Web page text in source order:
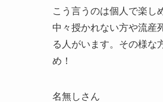
こう言うのは個人で楽し
中々授かれない方や流産
る人がいます。その様な
め！
名無しさん